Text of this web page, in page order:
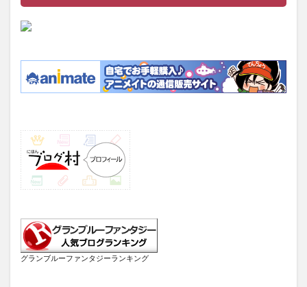
グランブルーファンタジーランキング